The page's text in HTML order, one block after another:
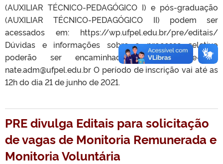
(AUXILIAR TÉCNICO-PEDAGÓGICO I) e pós-graduação
(AUXILIAR TÉCNICO-PEDAGÓGICO II) podem ser
acessados em: https://wp.ufpel.edu.br/pre/editais/
Dúvidas e informações sobre o processo seletivo
poderão ser encaminhadas para o e-mail:
nate.adm@ufpel.edu.br O período de inscrição vai até as
12h do dia 21 de junho de 2021.
PRE divulga Editais para solicitação
de vagas de Monitoria Remunerada e
Monitoria Voluntária